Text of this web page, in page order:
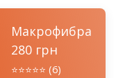
Макрофибра
280 грн
⭐️⭐️⭐️⭐️⭐️ (6)